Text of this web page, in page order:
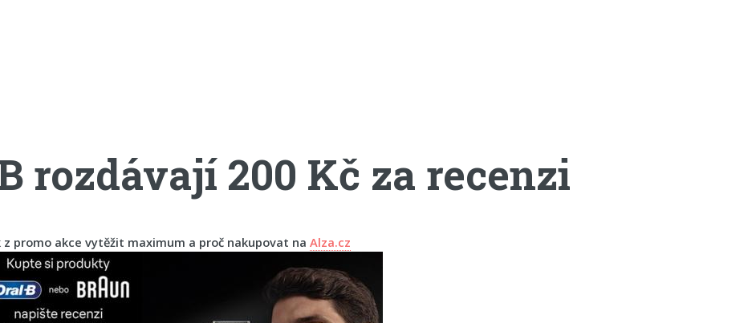
rozdávají 200 Kč za recenzi
promo akce vytěžit maximum a proč nakupovat na Alza.cz